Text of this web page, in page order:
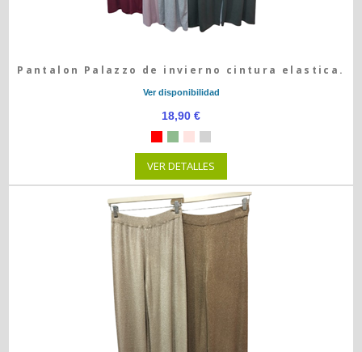
Pantalon Palazzo de invierno cintura elastica.
Ver disponibilidad
18,90 €
VER DETALLES